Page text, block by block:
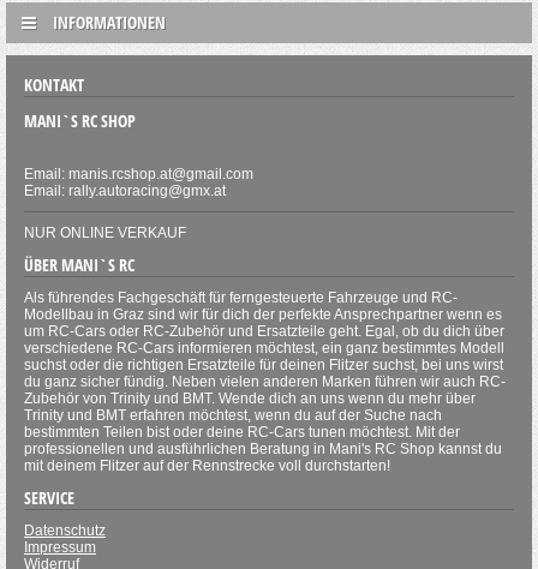
INFORMATIONEN
KONTAKT
MANI`S RC SHOP
Email: manis.rcshop.at@gmail.com
Email: rally.autoracing@gmx.at
NUR ONLINE VERKAUF
ÜBER MANI`S RC
Als führendes Fachgeschäft für ferngesteuerte Fahrzeuge und RC-
Modellbau in Graz sind wir für dich der perfekte Ansprechpartner wenn es
um RC-Cars oder RC-Zubehör und Ersatzteile geht. Egal, ob du dich über
verschiedene RC-Cars informieren möchtest, ein ganz bestimmtes Modell
suchst oder die richtigen Ersatzteile für deinen Flitzer suchst, bei uns wirst
du ganz sicher fündig. Neben vielen anderen Marken führen wir auch RC-
Zubehör von Trinity und BMT. Wende dich an uns wenn du mehr über
Trinity und BMT erfahren möchtest, wenn du auf der Suche nach
bestimmten Teilen bist oder deine RC-Cars tunen möchtest. Mit der
professionellen und ausführlichen Beratung in Mani's RC Shop kannst du
mit deinem Flitzer auf der Rennstrecke voll durchstarten!
SERVICE
Datenschutz
Impressum
Widerruf